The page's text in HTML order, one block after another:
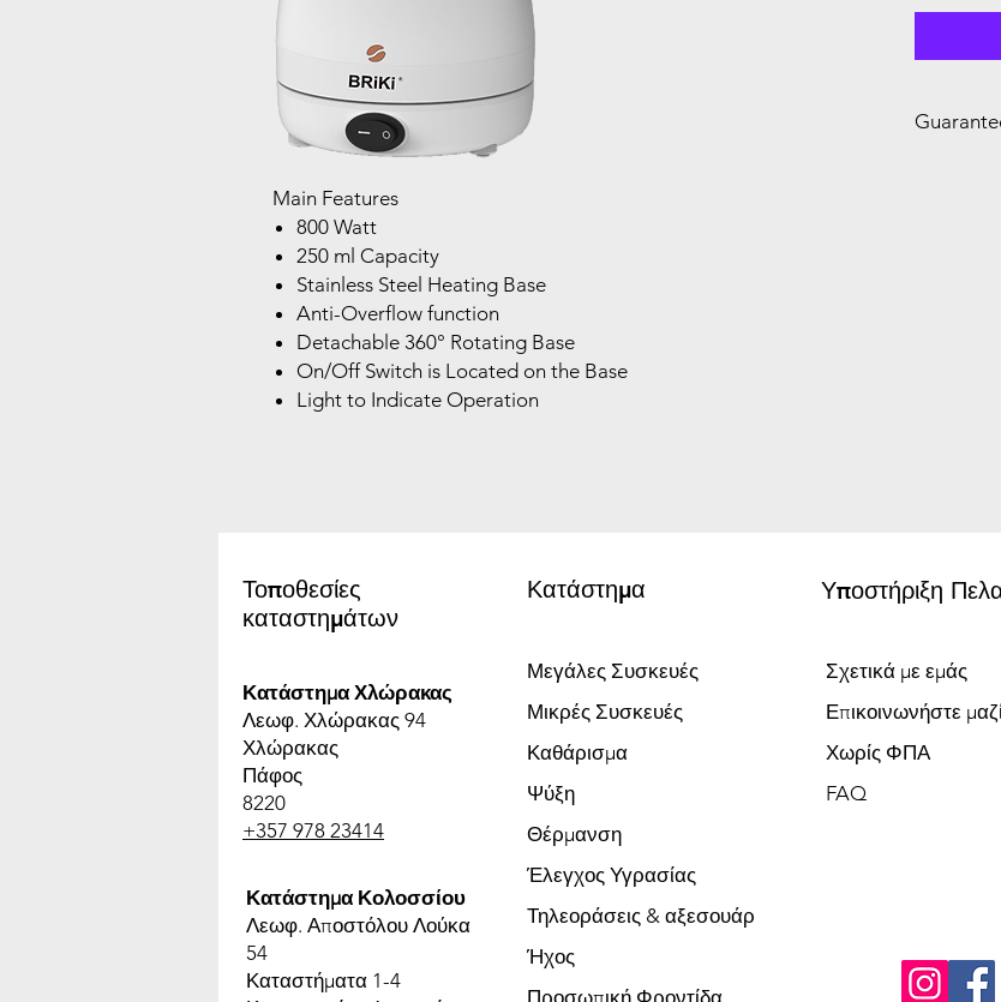
Main Features
800 Watt
250 ml Capacity
Stainless Steel Heating Base
Anti-Overflow function
Detachable 360° Rotating Base
On/Off Switch is Located on the Base
Light to Indicate Operation
Τοποθεσίες
καταστημάτων
Κατάστημα Χλώρακας
Λεωφ. Χλώρακας 94
Χλώρακας
Πάφος
8220
+357 978 23414
Κατάστημα Κολοσσίου
Λεωφ. Αποστόλου Λούκα
54
Καταστήματα 1-4
Κατάστημα
Μεγάλες Συσκευές
Μικρές Συσκευές
Καθάρισμα
Ψύξη
Θέρμανση
Έλεγχος Υγρασίας
Τηλεοράσεις & αξεσουάρ
Ήχος
Προσωπική Φροντίδα
Υποστήριξη
Σχετικά με εμάς
Επικοινωνήστε
Χωρίς ΦΠΑ
FAQ